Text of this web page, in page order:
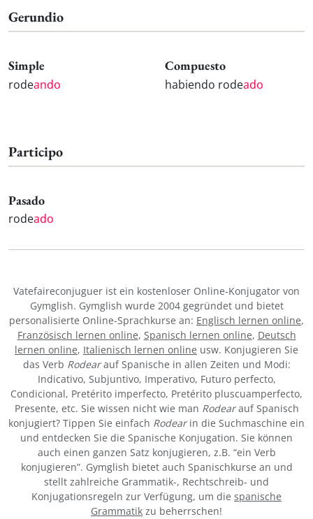
Gerundio
Simple
rodeando
Compuesto
habiendo rodeado
Participo
Pasado
rodeado
Vatefaireconjuguer ist ein kostenloser Online-Konjugator von
Gymglish. Gymglish wurde 2004 gegründet und bietet
personalisierte Online-Sprachkurse an: Englisch lernen online,
Französisch lernen online, Spanisch lernen online, Deutsch
lernen online, Italienisch lernen online usw. Konjugieren Sie
das Verb Rodearauf Spanische in allen Zeiten und Modi:
Indicativo, Subjuntivo, Imperativo, Futuro perfecto,
Condicional, Pretérito imperfecto, Pretérito pluscuamperfecto,
Presente, etc. Sie wissen nicht wie man Rodearauf Spanisch
konjugiert? Tippen Sie einfach Rodearin die Suchmaschine ein
und entdecken Sie die Spanische Konjugation. Sie können
auch einen ganzen Satz konjugieren, z.B. “ein Verb
konjugieren”. Gymglish bietet auch Spanischkurse an und
stellt zahlreiche Grammatik-, Rechtschreib- und
Konjugationsregeln zur Verfügung, um die spanische
Grammatik zu beherrschen!